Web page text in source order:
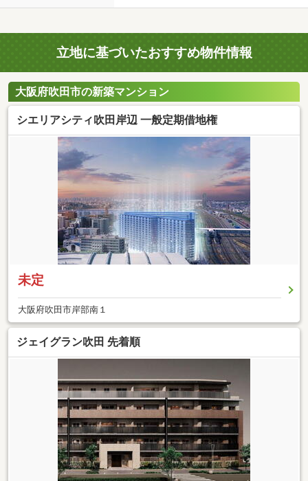
立地に基づいたおすすめ物件情報
大阪府吹田市の新築マンション
シエリアシティ吹田岸辺 一般定期借地権
未定
大阪府吹田市岸部南１
ジェイグラン吹田 先着順